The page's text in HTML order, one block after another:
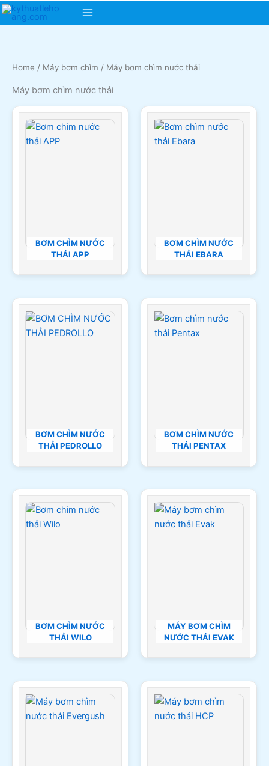
Skip
Main
Home / Máy bơm chìm / Máy bơm chìm nước thải
Máy bơm chìm nước thải
BƠM CHÌM NƯỚC
THẢI APP
BƠM CHÌM NƯỚC
THẢI EBARA
BƠM CHÌM NƯỚC
THẢI PEDROLLO
BƠM CHÌM NƯỚC
THẢI PENTAX
BƠM CHÌM NƯỚC
THẢI WILO
MÁY BƠM CHÌM
NƯỚC THẢI EVAK